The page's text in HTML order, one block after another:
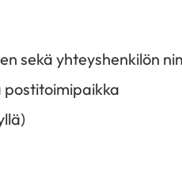
sekä yhteyshenkilön
postitoimipaikka